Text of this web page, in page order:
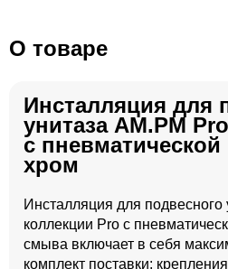
О товаре
Инсталляция для
унитаза AM.PM
с
хром
Инсталляция для подвесного
коллекции Pro с
смыва включает в себя
комплект поставки: